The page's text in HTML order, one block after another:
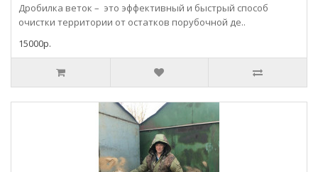
Дробилка веток – это эффективный и быстрый способ
очистки территории от остатков порубочной де..
15000р.